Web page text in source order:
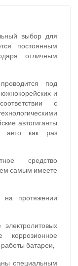
выбор для
постоянным
отличным
под
и
с
автогиганты
авто как раз
средство
самым имеете
на протяжении
коррозионное
батареи;
специальным